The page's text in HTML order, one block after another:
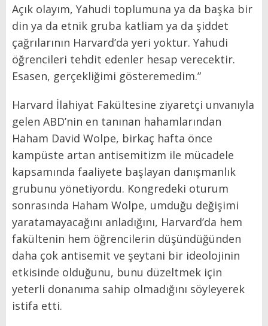
Açık olayım, Yahudi toplumuna ya da başka bir
din ya da etnik gruba katliam ya da şiddet
çağrılarının Harvard’da yeri yoktur. Yahudi
öğrencileri tehdit edenler hesap verecektir.
Esasen, gerçekliğimi gösteremedim.”
Harvard İlahiyat Fakültesine ziyaretçi unvanıyla
gelen ABD’nin en tanınan hahamlarından
Haham David Wolpe, birkaç hafta önce
kampüste artan antisemitizm ile mücadele
kapsamında faaliyete başlayan danışmanlık
grubunu yönetiyordu. Kongredeki oturum
sonrasında Haham Wolpe, umduğu değişimi
yaratamayacağını anladığını, Harvard’da hem
fakültenin hem öğrencilerin düşündüğünden
daha çok antisemit ve şeytani bir ideolojinin
etkisinde olduğunu, bunu düzeltmek için
yeterli donanıma sahip olmadığını söyleyerek
istifa etti.